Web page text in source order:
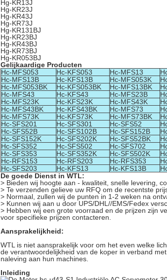
Hg-KR13J
Hg-KR23J
Hg-KR43J
Hg-KR73J
Hg-KR131BJ
Hg-KR23BJ
Hg-KR43BJ
Hg-KR73BJ
Hg-KR053BJ
Gelijkaardige Producten
Hc-MFS053
Hc-KFS053 Hc-MFS13
Hc-MFS13B
Hc-KFS13B Hc-MFS053K
Hc-MFS053BK
Hc-KFS053BK Hc-MFS13BK
Hc-MFS43
Hc-KFS43 Hc-MFS23B
Hc-MFS23K
Hc-KFS23K Hc-MFS43K
Hc-MFS43BK
Hc-KFS43BK Hc-MFS73
Hc-MFS73K
Hc-KFS73K Hc-MFS73BK
Hc-SFS201
Hc-SFS301 Hc-SFS52
Hc-SFS52B
Hc-SFS102B Hc-SFS152B
Hc-SFS152K
Hc-SFS202K Hc-SFS52BK
Hc-SFS352
Hc-SFS502 Hc-SFS702
Hc-SFS353
Hc-SFS352K Hc-SFS502K
Hc-RFS153
Hc-RFS203 Hc-RFS353
Hc-SFS203
Hc-KFS13 Hc-KFS13B
De goede Dienst in WTL:
> Bieden wij hoogte aan - kwaliteit, snelle levering,
> Te verzenden gelieve uw RFQ om de recentste
> Normaal, zullen wij de punten in 1-2 weken na
> Kunnen wij aan u door UPS/DHL//EMS/Fedex
> Hebben wij een grote voorraad en de prijzen zijn
voor specifieke prijzen contacteren.
Aansprakelijkheid:
WTL is niet aansprakelijk voor om het even welke
de verantwoordelijkheid van de koper in verband
naleving aan hun machines.
Inleiding